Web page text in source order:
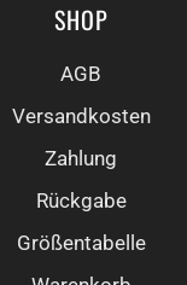
SHOP
AGB
Versandkosten
Zahlung
Rückgabe
Größentabelle